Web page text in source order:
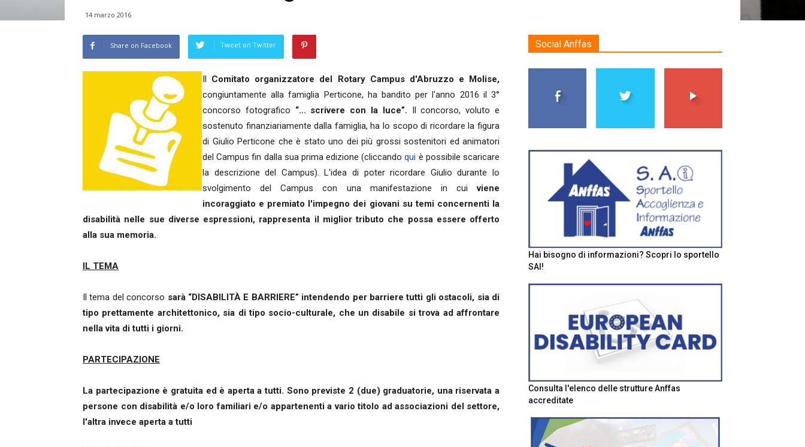
14 marzo 2016
Share on Facebook Tweet on Twitter
Comitato organizzatore del Rotary Campus d'Abruzzo e Molise,
congiuntamente alla famiglia Perticone, ha bandito per l'anno 2016 il 3°
concorso fotografico “... scrivere con la luce”.
Il concorso, voluto e
sostenuto finanziariamente dalla famiglia, ha lo scopo di ricordare la figura
di Giulio Perticone che è stato uno dei più grossi sostenitori ed animatori
del Campus fin dalla sua prima edizione (cliccandoqui è possibile scaricare
la descrizione del Campus). L'idea di poter ricordare Giulio durante lo
svolgimento del Campus con una manifestazione in cuiviene
incoraggiato e premiato l'impegno dei giovani su temi concernenti la
disabilità nelle sue diverse espressioni, rappresenta il miglior tributo che possa essere offerto
alla sua memoria.
IL TEMA
Il tema del concorso sarà “DISABILITÀ E BARRIERE” intendendo per barriere tutti gli ostacoli, sia di
tipo prettamente architettonico, sia di tipo socio-culturale, che un disabile si trova ad affrontare
nella vita di tutti i giorni.
PARTECIPAZIONE
La partecipazione è gratuita ed è aperta a tutti. Sono previste 2 (due) graduatorie, una riservata a
persone con disabilità e/o loro familiari e/o appartenenti a vario titolo ad associazioni del settore,
l'altra invece aperta a tutti
Social Anffas
Hai bisogno di informazioni? Scopri lo sportello
SAI!
Consulta l'elenco delle strutture Anffas
accreditate